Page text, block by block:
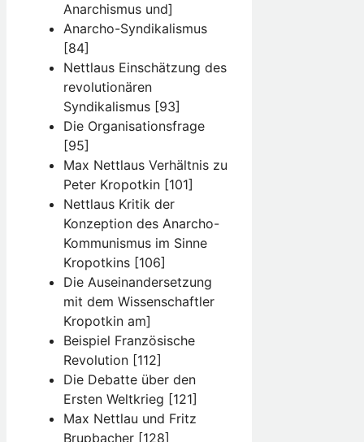
Anarchismus und]
Anarcho-Syndikalismus
[84]
Nettlaus Einschätzung des
revolutionären
Syndikalismus [93]
Die Organisationsfrage
[95]
Max Nettlaus Verhältnis zu
Peter Kropotkin [101]
Nettlaus Kritik der
Konzeption des Anarcho-
Kommunismus im Sinne
Kropotkins [106]
Die Auseinandersetzung
mit dem Wissenschaftler
Kropotkin am]
Beispiel Französische
Revolution [112]
Die Debatte über den
Ersten Weltkrieg [121]
Max Nettlau und Fritz
Brupbacher [128]